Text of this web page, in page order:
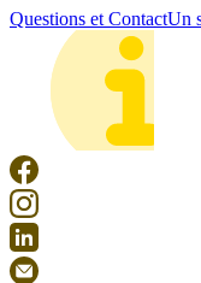
Questions et ContactUn